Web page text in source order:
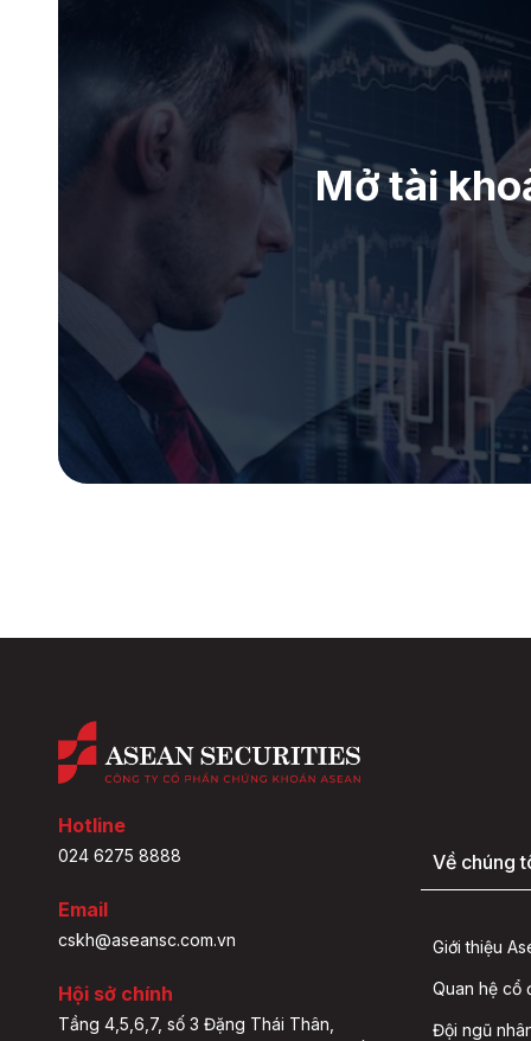
Mở tài
Hotline
024 6275 8888
Email
cskh@aseansc.com.vn
Hội sở chính
Tầng 4,5,6,7, số 3 Đặng Thái Thân,
Về chúng
Giới thiệu
Quan hệ cổ
Đội ngũ